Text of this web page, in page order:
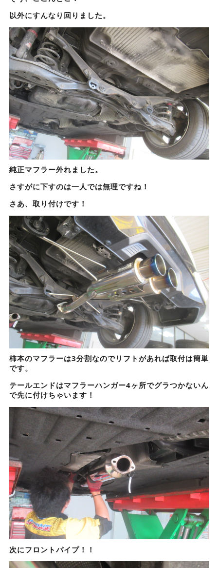
以外にすんなり回りました。
純正マフラー外れました。
さすがに下すのは一人では無理ですね！
さあ、取り付けです！
柿本のマフラーは3分割なのでリフトがあれば取付は簡単
です。
テールエンドはマフラーハンガー4ヶ所でグラつかないん
で先に付けちゃいます！
次にフロントパイプ！！